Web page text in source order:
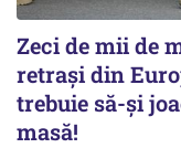
Zeci de mii de
retrași din
trebuie să-și
masă!